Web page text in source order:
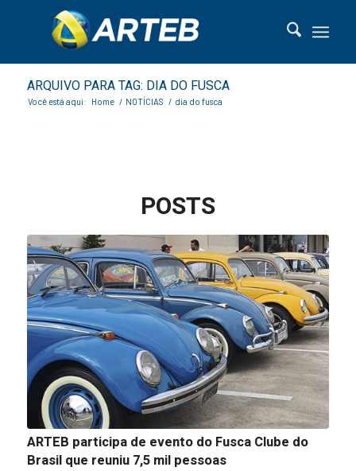
ARQUIVO PARA TAG: DIA DO FUSCA
Você está aqui: Home / NOTÍCIAS / dia do fusca
POSTS
ARTEB participa de evento do Fusca Clube do
Brasil que reuniu 7,5 mil pessoas